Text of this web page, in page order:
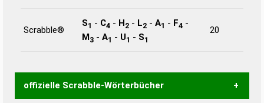
Scrabble®
S1 - C4 - H2 - L2 - A1 - F4 -
M3 - A1 - U1 - S1
20
offizielle Scrabble-Wörterbücher